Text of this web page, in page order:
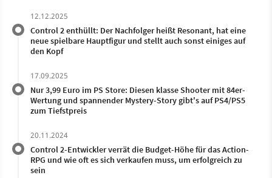
12.12.2025
Control 2 enthüllt: Der Nachfolger heißt Resonant, hat eine
neue spielbare Hauptfigur und stellt auch sonst einiges auf
den Kopf
17.09.2025
Nur 3,99 Euro im PS Store: Diesen klasse Shooter mit 84er-
Wertung und spannender Mystery-Story gibt's auf PS4/PS5
zum Tiefstpreis
20.11.2024
Control 2-Entwickler verrät die Budget-Höhe für das Action-
RPG und wie oft es sich verkaufen muss, um erfolgreich zu
sein